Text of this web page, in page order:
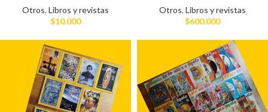
Otros, Libros y revistas
$10.000
Otros, Libros y revistas
$600.000